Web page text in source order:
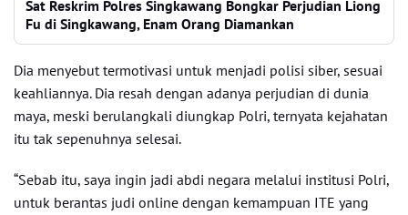
Sat Reskrim Polres Singkawang Bongkar Perjudian Liong
Fu di Singkawang, Enam Orang Diamankan
Dia menyebut termotivasi untuk menjadi polisi siber, sesuai
keahliannya. Dia resah dengan adanya perjudian di dunia
maya, meski berulangkali diungkap Polri, ternyata kejahatan
itu tak sepenuhnya selesai.
“Sebab itu, saya ingin jadi abdi negara melalui institusi Polri,
untuk berantas judi online dengan kemampuan ITE yang